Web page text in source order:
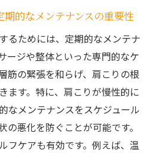
的なメンテナンスの重要性
るためには、定期的なメンテナ
ージや整体といった専門的なケ
筋の緊張を和らげ、肩こりの根
ます。特に、肩こりが慢性的に
なメンテナンスをスケジュール
の悪化を防ぐことが可能です。
フケアも有効です。例えば、温